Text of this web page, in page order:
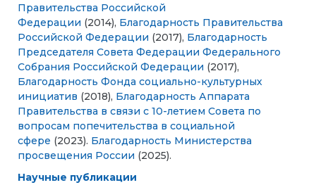
Правительства Российской
Федерации (2014), Благодарность Правительства
Российской Федерации (2017), Благодарность
Председателя Совета Федерации Федерального
Собрания Российской Федерации (2017),
Благодарность Фонда социально-культурных
инициатив (2018), Благодарность Аппарата
Правительства в связи с 10-летием Совета по
вопросам попечительства в социальной
сфере (2023). Благодарность Министерства
просвещения России (2025).
Научные публикации